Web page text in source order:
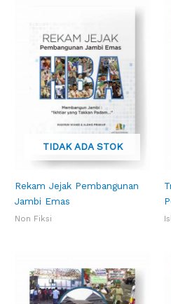
TIDAK ADA STOK
Rekam Jejak Pembangunan
Jambi Emas
Non Fiksi